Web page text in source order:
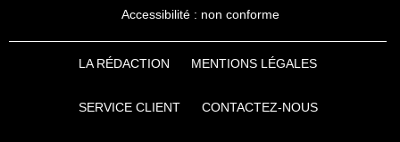
Accessibilité : non conforme
LA RÉDACTION MENTIONS LÉGALES
SERVICE CLIENT CONTACTEZ-NOUS